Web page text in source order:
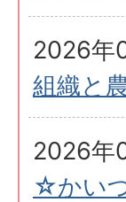
2026年
組織と
2026年
☆かい